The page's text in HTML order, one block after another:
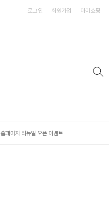
로그인 회원가입 마이쇼핑
홈페이지 리뉴얼 오픈 이벤트